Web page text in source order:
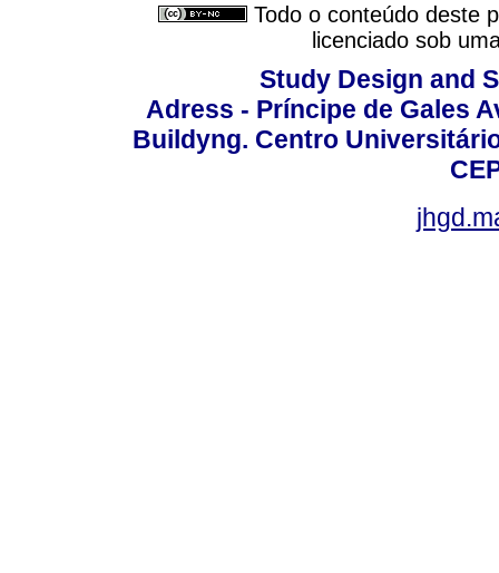
Todo o conteúdo deste
licenciado sob
Study Design and
Adress - Príncipe de Gales
Buildyng. Centro